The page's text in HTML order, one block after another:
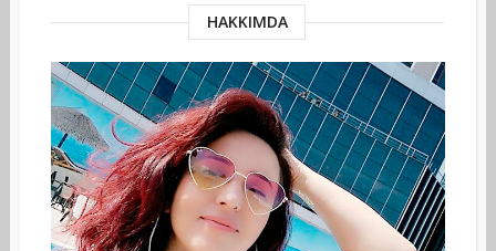
HAKKIMDA